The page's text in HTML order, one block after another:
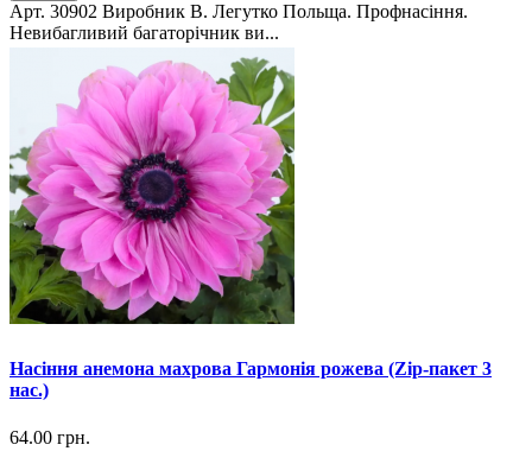
Арт. 30902 Виробник В. Легутко Польща. Профнасіння.
Невибагливий багаторічник ви...
Насіння анемона махрова Гармонія рожева (Zip-пакет 3
нас.)
64.00 грн.